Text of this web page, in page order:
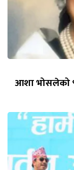
आशा भोसलेको